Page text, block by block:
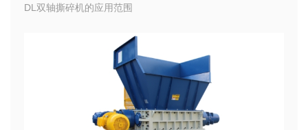
DL双轴撕碎机的应用范围